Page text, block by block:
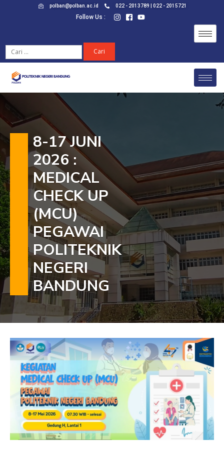
polban@polban.ac.id 022 - 2013789 | 022 - 2015721
Follow Us :
8-17 JUNI
2026 :
MEDICAL
CHECK UP
(MCU)
PEGAWAI
POLITEKNIK
NEGERI
BANDUNG